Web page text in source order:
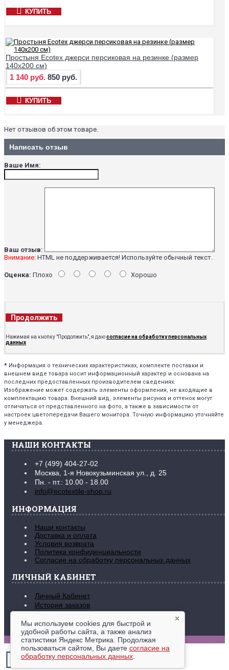
КУПИТЬ
Простыня Ecotex джерси персиковая на резинке (размер
140х200 см)
1 140 руб. 850 руб.
КУПИТЬ
Нет отзывов об этом товаре.
Написать отзыв
Ваше Имя:
Ваш отзыв:
Внимание: HTML не поддерживается! Используйте обычный текст.
Оценка: Плохо Хорошо
Продолжить
Нажимая на кнопку "Продолжить", я даюсогласие на обработку персональных
данных
* Информация о технических характеристиках, комплекте поставки и
внешнем виде товара носит информационный характер и основана на
последних предоставленных производителем сведениях.
Изображение может содержать элементы оформления, не входящие в
комплектацию товара. Внешний вид, элементы рисунка и оттенок могут
отличаться от представленного на фото, а также в зависимости от
настроек цветопередачи Вашего монитора. Точную информацию уточняйте
у менеджера.
НАШИ КОНТАКТЫ
+7 (499) 404-27-02
Москва, 1-я Новокузьминская ул., д. 25
Пн. - пт.: 10.00 - 18.00
info@ecotextile-shop.ru
ИНФОРМАЦИЯ
Наши контакты
Доставка и оплата
Условия возврата
Политика конфиденциальности
Согласие на обработку персональных данных
ЛИЧНЫЙ КАБИНЕТ
Личный Кабинет
История заказов
Закладки (0)
Рассылка новостей
www.ecotextile-shop.ru © 2016-2026
×
Мы используем cookies для быстрой и
удобной работы сайта, а также анализ
статистики Яндекс Метрика. Продолжая
пользоваться сайтом, Вы даете согласие на
обработку персональных данных